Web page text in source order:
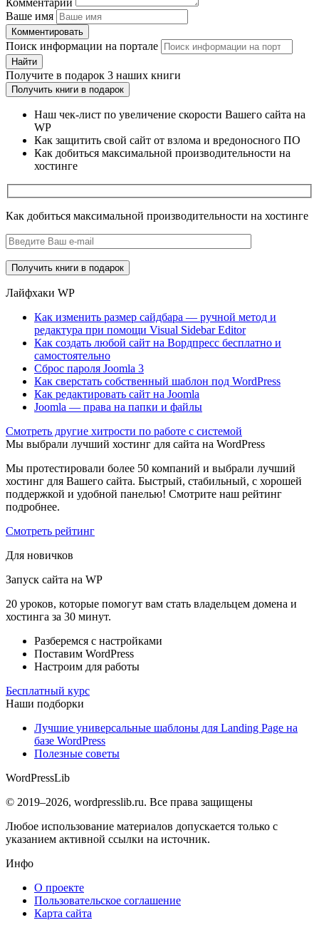
Комментарий
Ваше имя
Комментировать
Поиск информации на портале
Найти
Получите в подарок 3 наших книги
Получить книги в подарок
Наш чек-лист по увеличение скорости Вашего сайта на
WP
Как защитить свой сайт от взлома и вредоносного ПО
Как добиться максимальной производительности на
хостинге
Как добиться максимальной производительности на хостинге
Лайфхаки WP
Как изменить размер сайдбара — ручной метод и
редактура при помощи Visual Sidebar Editor
Как создать любой сайт на Вордпресс бесплатно и
самостоятельно
Сброс пароля Joomla 3
Как сверстать собственный шаблон под WordPress
Как редактировать сайт на Joomla
Joomla — права на папки и файлы
Cмотреть другие хитрости по работе с системой
Мы выбрали лучший хостинг для сайта на WordPress
Мы протестировали более 50 компаний и выбрали лучший
хостинг для Вашего сайта. Быстрый, стабильный, с хорошей
поддержкой и удобной панелью! Смотрите наш рейтинг
подробнее.
Смотреть рейтинг
Для новичков
Запуск сайта на WP
20 уроков, которые помогут вам стать владельцем домена и
хостинга за 30 минут.
Разберемся с настройками
Поставим WordPress
Настроим для работы
Бесплатный курс
Наши подборки
Лучшие универсальные шаблоны для Landing Page на
базе WordPress
Полезные советы
WordPressLib
© 2019–2026, wordpresslib.ru. Все права защищены
Любое использование материалов допускается только с
указанием активной ссылки на источник.
Инфо
О проекте
Пользовательское соглашение
Карта сайта